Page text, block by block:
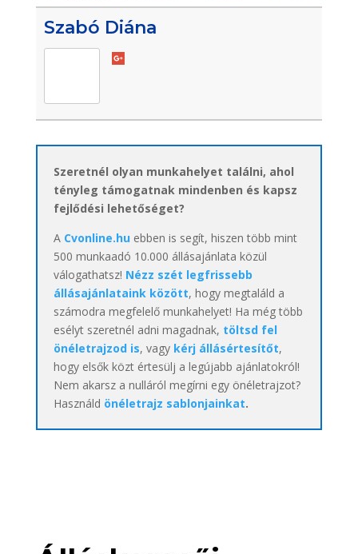
Szabó Diána
Szeretnél olyan munkahelyet találni, ahol
tényleg támogatnak mindenben és kapsz
fejlődési lehetőséget?
A Cvonline.huebben is segít, hiszen több mint
500 munkaadó 10.000 állásajánlata közül
válogathatsz! Nézz szét legfrissebb
állásajánlataink között, hogy megtaláld a
számodra megfelelő munkahelyet! Ha még több
esélyt szeretnél adni magadnak, töltsd fel
önéletrajzod is, vagy kérj állásértesítőt,
hogy elsők közt értesülj a legújabb ajánlatokról!
Nem akarsz a nulláról megírni egy önéletrajzot?
Használd önéletrajz sablonjainkat.